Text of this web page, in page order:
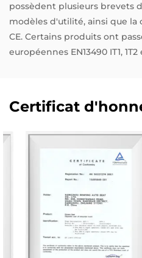
possèdent plusieurs brevets
modèles d'utilité, ainsi que
CE. Certains produits ont
européennes EN13490 IT1, 1T2
Certificat